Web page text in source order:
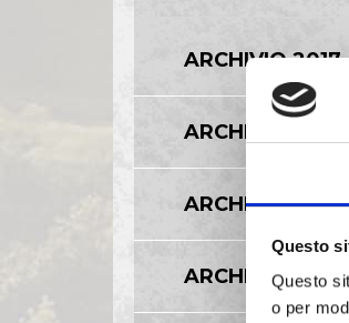
Questo
Questo
o per
ARCHIVIO 2017
ARCHIVIO 2016
ARCHIVIO 2015
ARCHIVIO 2014